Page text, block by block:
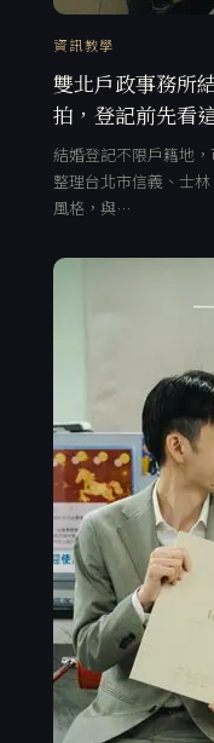
資訊教學
雙北戶政事務所
拍，登記前先看
結婚登記不限戶籍地
整理台北市信義、士
風格，與…